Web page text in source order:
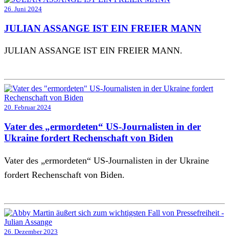
26. Juni 2024
JULIAN ASSANGE IST EIN FREIER MANN
JULIAN ASSANGE IST EIN FREIER MANN.
20. Februar 2024
Vater des „ermordeten“ US-Journalisten in der
Ukraine fordert Rechenschaft von Biden
Vater des „ermordeten“ US-Journalisten in der Ukraine
fordert Rechenschaft von Biden.
26. Dezember 2023